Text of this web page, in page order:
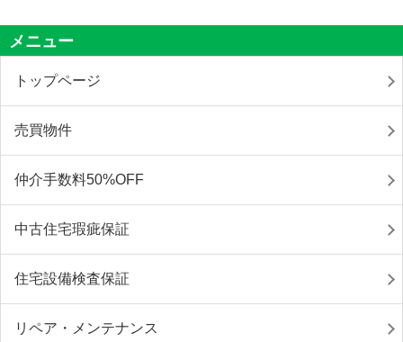
メニュー
トップページ
売買物件
仲介手数料50%OFF
中古住宅瑕疵保証
住宅設備検査保証
リペア・メンテナンス